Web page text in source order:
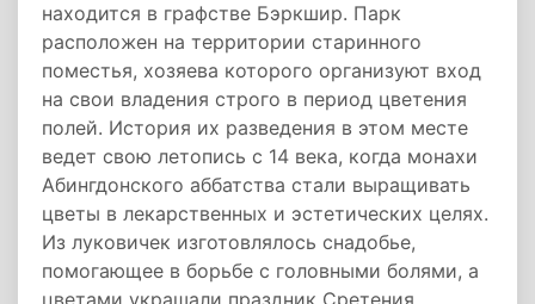
находится в графстве Бэркшир. Парк
расположен на территории старинного
поместья, хозяева которого организуют вход
на свои владения строго в период цветения
полей. История их разведения в этом месте
ведет свою летопись с 14 века, когда монахи
Абингдонского аббатства стали выращивать
цветы в лекарственных и эстетических целях.
Из луковичек изготовлялось снадобье,
помогающее в борьбе с головными болями, а
цветами украшали праздник Сретения